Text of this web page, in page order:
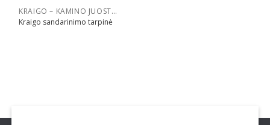
KRAIGO – KAMINO JUOSTOS
Kraigo sandarinimo tarpinė